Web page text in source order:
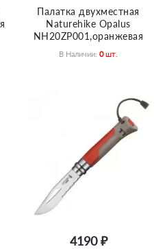
Палатка двухместная
Naturehike Opalus
NH20ZP001,оранжевая
В Наличии: 0 Шт.
4190 ₽